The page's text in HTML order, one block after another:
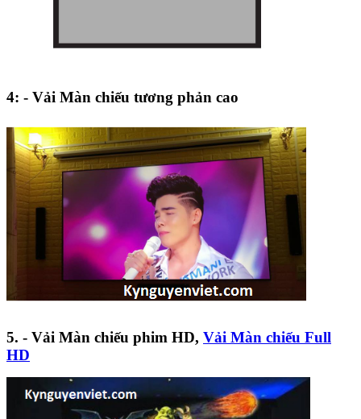
4: - Vải Màn chiếu tương phản cao
5. - Vải Màn chiếu phim HD, Vải Màn chiếu Full
HD